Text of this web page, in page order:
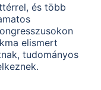
és több
elismert
tudományos